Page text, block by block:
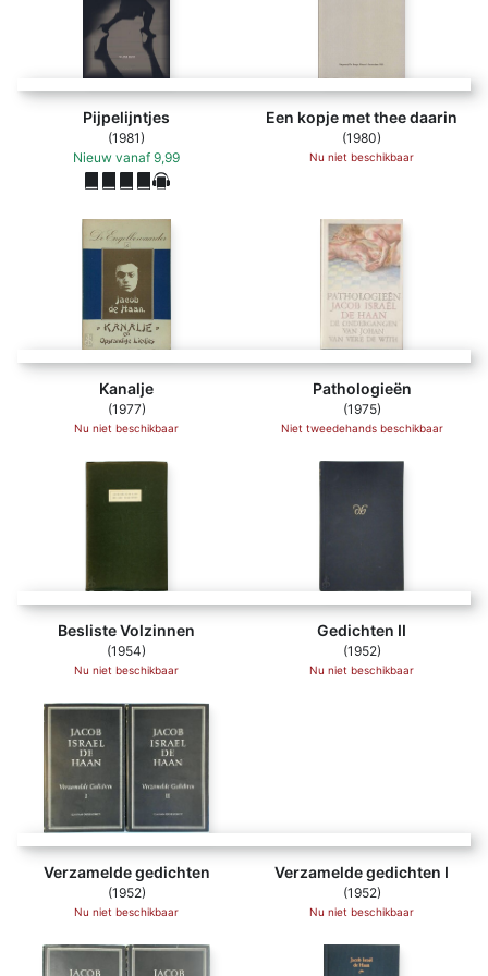
Pijpelijntjes
(1981)
Nieuw vanaf 9,99
Een kopje met thee daarin
(1980)
Nu niet beschikbaar
Kanalje
(1977)
Nu niet beschikbaar
Pathologieën
(1975)
Niet tweedehands beschikbaar
Besliste Volzinnen
(1954)
Nu niet beschikbaar
Gedichten II
(1952)
Nu niet beschikbaar
Verzamelde gedichten
(1952)
Nu niet beschikbaar
Verzamelde gedichten I
(1952)
Nu niet beschikbaar